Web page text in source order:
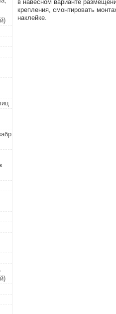
в навесном варианте
крепления, смонтировать
наклейке.